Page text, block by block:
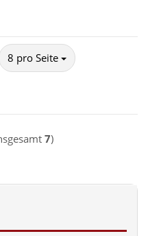
8 pro Seite
pro Seite
7)